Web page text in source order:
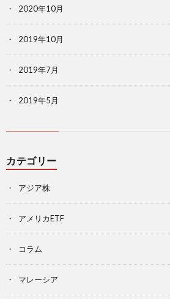
2020年10月
2019年10月
2019年7月
2019年5月
カテゴリー
アジア株
アメリカETF
コラム
マレーシア